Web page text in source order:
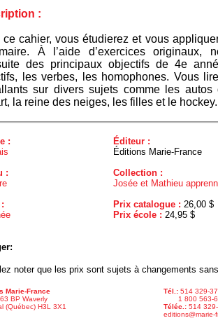
:
ce cahier, vous étudierez et vous
À l’aide d’exercices originaux,
des principaux objectifs de 4e
les verbes, les homophones. Vous
sur divers sujets comme les autos
la reine des neiges, les filles et le hockey.
:
:
Éditeur :
Éditions Marie-France
Collection :
Josée et Mathieu
Prix catalogue : 26,00 $
Prix école : 24,95 $
noter que les prix sont sujets à changements
Marie-France
BP Waverly
(Québec) H3L 3X1
Tél.: 514 329-
1 800 563-
Téléc.: 514
editions@marie-